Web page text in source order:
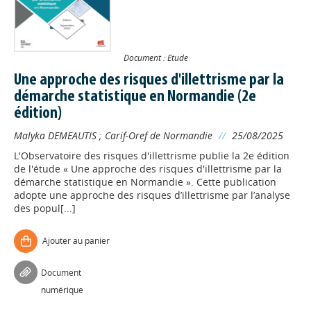
Document : Etude
Une approche des risques d'illettrisme par la
démarche statistique en Normandie (2e
édition)
Malyka DEMEAUTIS ; Carif-Oref de Normandie // 25/08/2025
L'Observatoire des risques d'illettrisme publie la 2e édition
de l'étude « Une approche des risques d'illettrisme par la
démarche statistique en Normandie ». Cette publication
adopte une approche des risques d’illettrisme par l’analyse
des popul[...]
Ajouter au panier
Document
numérique